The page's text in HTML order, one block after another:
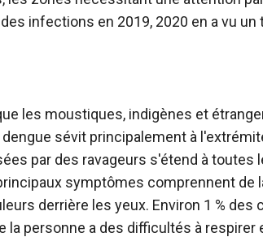
infections en 2019, 2020 en a vu un
les moustiques, indigènes et
sévit principalement à
par des ravageurs s'étend à toutes
symptômes comprennent de
derrière les yeux. Environ 1 % des
la personne a des difficultés à respirer